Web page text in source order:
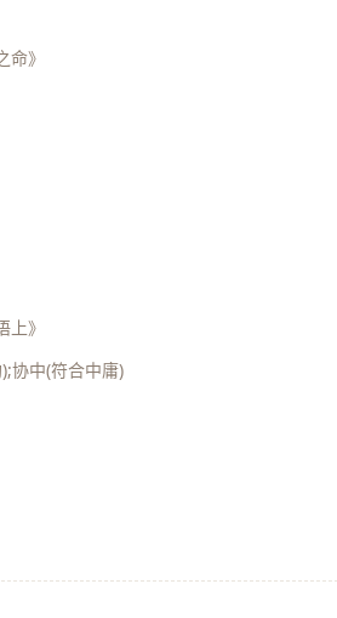
命》
上》
协中(符合中庸)